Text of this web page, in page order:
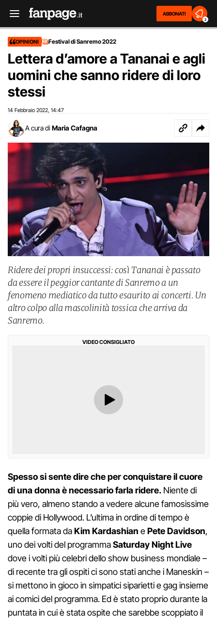
ABBONATI
2
OPINIONI Festival di Sanremo 2022
Lettera d’amore a Tananai e agli
uomini che sanno ridere di loro
stessi
14 Febbraio 2022 14:47
A cura di Maria Cafagna
Ridere dei propri insuccessi: così Tananai è passato
da essere il peggior cantante di Sanremo a un
fenomeno mediatico da tutto esaurito ai concerti. Un
altro colpo alla mascolinità tossica che arriva da
Sanremo.
VIDEO CONSIGLIATO
Spesso si sente dire che per conquistare il cuore
di una donna è necessario farla ridere. Niente di
più vero, almeno stando a vedere alcune famosissime
coppie di Hollywood. L’ultima in ordine di tempo è
quella formata daKim Kardashian ePete Davidson,
uno dei volti del programmaSaturday Night Live
dove i volti più celebri dello show business mondiale –
di recente tra gli ospiti ci sono stati anche i Maneskin –
si mettono in gioco in simpatici siparietti e gag insieme
ai comici del programma. Ed è stato proprio durante la
puntata in cui è stata ospite che sarebbe scoppiato il